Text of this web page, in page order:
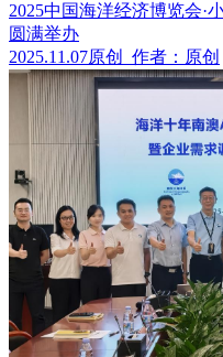
2025中国海洋经济博览会·
圆满举办
2025.11.07原创 作者：原创